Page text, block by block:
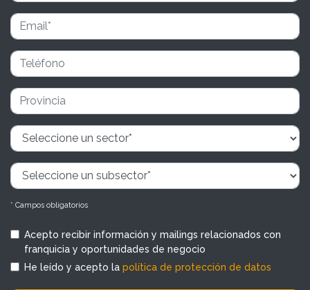
* Campos obligatorios
Acepto recibir información y mailings relacionados con
franquicia y oportunidades de negocio
He leído y acepto la política de protección de datos